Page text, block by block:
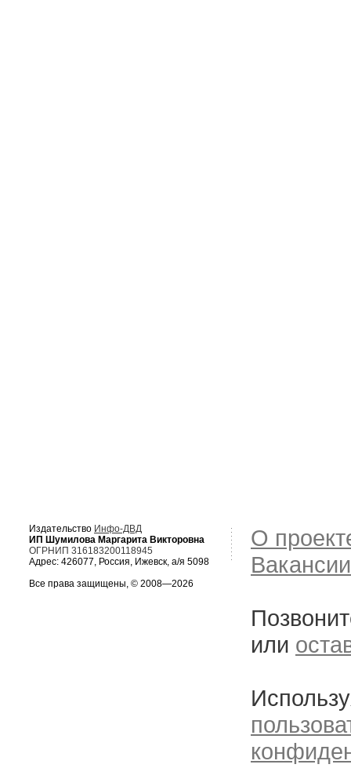
Издательство Инфо-ДВД
ИП Шумилова Маргарита Викторовна
ОГРНИП 316183200118945
Адрес: 426077, Россия, Ижевск, а/я 5098
Все права защищены, © 2008—2026
О
Вакансии
или